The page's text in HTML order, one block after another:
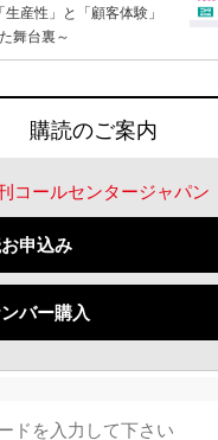
生産性」と「顧客体験」
舞台裏～
購読のご案内
コールセンタージャパン
申込み
バー購入